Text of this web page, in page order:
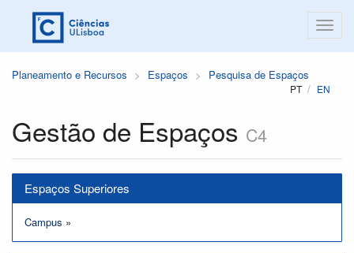
Planeamento e Recursos Espaços Pesquisa de Espaços
PT EN
Gestão de Espaços C4
Espaços Superiores
Campus »